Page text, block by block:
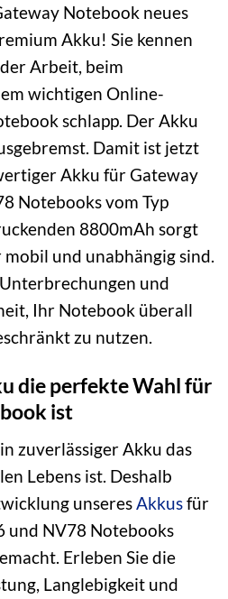
Notebook neues
Akku! Sie kennen
Arbeit, beim
wichtigen Online-
schlapp. Der Akku
Damit ist jetzt
Akku für Gateway
Notebooks vom Typ
8800mAh sorgt
und unabhängig sind.
und
Ihr Notebook überall
zu nutzen.
die perfekte Wahl für
ist
zuverlässiger Akku das
Lebens ist. Deshalb
unseresAkkusfür
und NV78 Notebooks
Erleben Sie die
Langlebigkeit und